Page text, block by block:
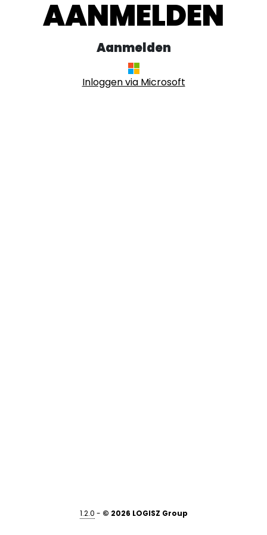
AANMELDEN
Aanmelden
Inloggen via Microsoft
1.2.0 - © 2026 LOGISZ Group